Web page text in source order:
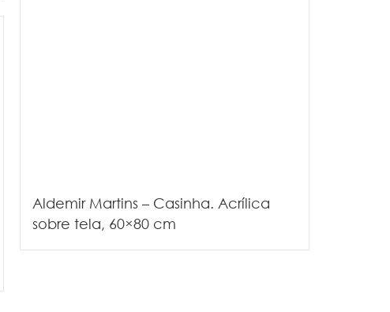
Aldemir Martins – Casinha. Acrílica
sobre tela, 60×80 cm